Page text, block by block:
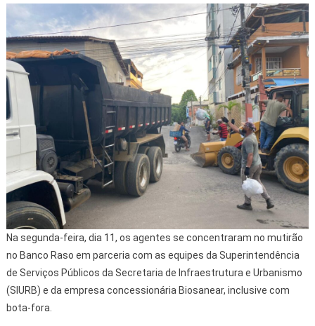
Na segunda-feira, dia 11, os agentes se concentraram no mutirão
no Banco Raso em parceria com as equipes da Superintendência
de Serviços Públicos da Secretaria de Infraestrutura e Urbanismo
(SIURB) e da empresa concessionária Biosanear, inclusive com
bota-fora.